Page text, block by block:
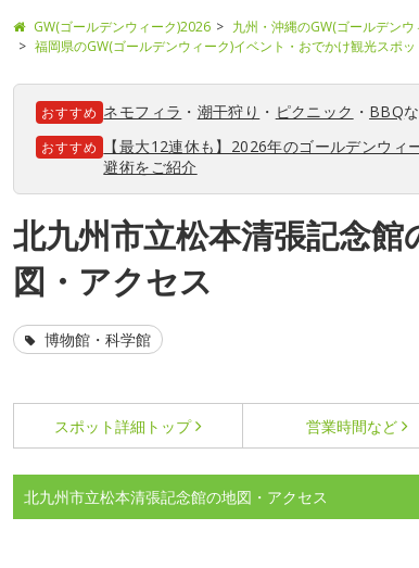
GW(ゴールデンウィーク)2026
九州・沖縄のGW(ゴールデン
福岡県のGW(ゴールデンウィーク)イベント・おでかけ観光スポッ
おすすめ ネモフィラ ・ 潮干狩り ・ ピクニック ・ BBQ
おすすめ
【最大12連休も】2026年のゴールデンウ
避術をご紹介
北九州市立松本清張記念館
図・アクセス
博物館・科学館
スポット詳細 トップ 営業時間など
北九州市立松本清張記念館の地図・アクセス